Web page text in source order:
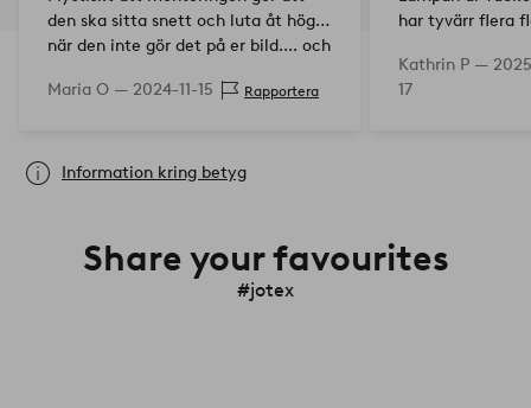
den ska sitta snett och luta åt höger
när den inte gör det på er bild.... och
ändå nöjd trots detta
Maria O — 2024-11-15 Rapportera
har tyvärr flera
ljus.
Kathrin P —
17
Information kring betyg
Share your favourites
#jotex